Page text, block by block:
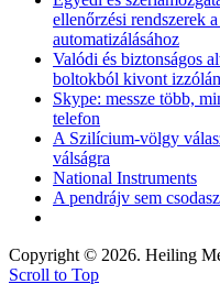
ellenőrzési rendszerek
automatizálásához
Valódi és biztonságos
boltokból kivont
Skype: messze több,
telefon
A Szilícium-völgy
válságra
National Instruments
A pendrájv sem
Copyright © 2026. Heiling
Scroll to Top